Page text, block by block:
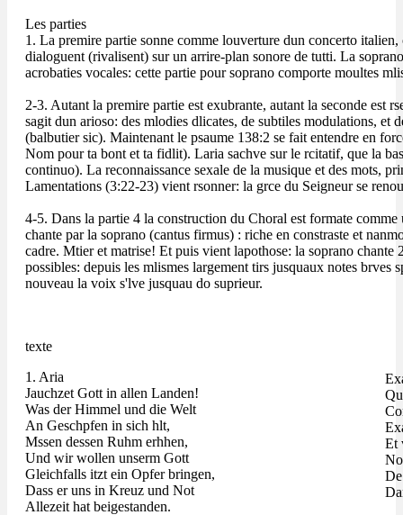
Les parties
1. La premire partie sonne comme louverture dun concerto
dialoguent (rivalisent) sur un arrire-plan sonore de tutti. La
acrobaties vocales: cette partie pour soprano comporte moultes
2-3. Autant la premire partie est exubrante, autant la seconde est
sagit dun arioso: des mlodies dlicates, de subtiles modulations, et
(balbutier sic). Maintenant le psaume 138:2 se fait entendre en
Nom pour ta bont et ta fidlit). Laria sachve sur le rcitatif, que la
continuo). La reconnaissance sexale de la musique et des mots,
Lamentations (3:22-23) vient rsonner: la grce du Seigneur se
4-5. Dans la partie 4 la construction du Choral est formate
chante par la soprano (cantus firmus) : riche en constraste et
cadre. Mtier et matrise! Et puis vient lapothose: la soprano
possibles: depuis les mlismes largement tirs jusquaux notes brves
nouveau la voix s'lve jusquau do suprieur.
texte
1. Aria
Jauchzet Gott in allen Landen!
Was der Himmel und die Welt
An Geschpfen in sich hlt,
Mssen dessen Ruhm erhhen,
Und wir wollen unserm Gott
Gleichfalls itzt ein Opfer bringen,
Dass er uns in Kreuz und Not
Allezeit hat beigestanden.
Et